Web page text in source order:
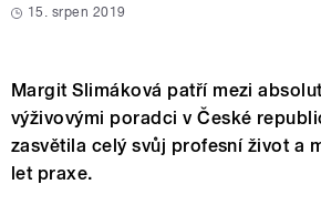
15. srpen 2019
Margit Slimáková patří mezi
výživovými poradci v České
zasvětila celý svůj profesní život a
let praxe.